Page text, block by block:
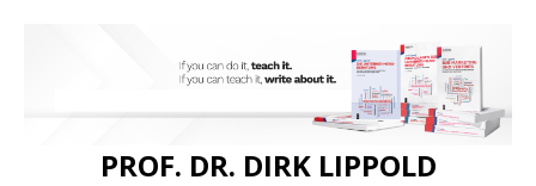
PROF. DR. DIRK LIPPOLD